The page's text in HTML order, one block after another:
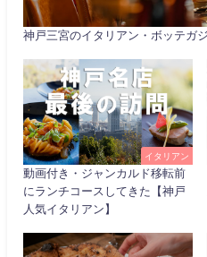
神戸三宮のイタリアン・ボッテガ
イタリアン
動画付き・ジャンカルド移転前
にランチコースしてきた【神戸
人気イタリアン】